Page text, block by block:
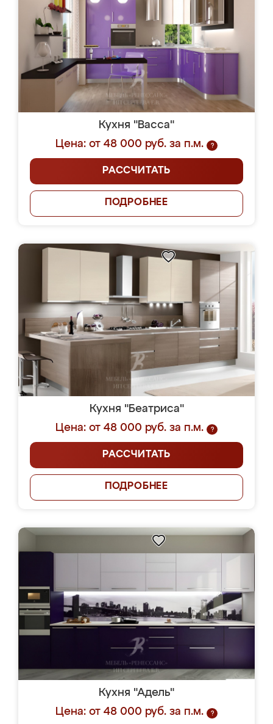
Кухня "Васса"
Цена: от 48 000 руб. за п.м.
?
РАССЧИТАТЬ
ПОДРОБНЕЕ
Кухня "Беатриса"
Цена: от 48 000 руб. за п.м.
?
РАССЧИТАТЬ
ПОДРОБНЕЕ
Кухня "Адель"
Цена: от 48 000 руб. за п.м.
?